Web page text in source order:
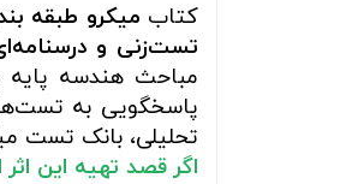
کتاب میکرو طبقه
تست‌زنی و
مباحث هندسه
پاسخگویی به
تحلیلی، بانک تست
اگر قصد تهیه این